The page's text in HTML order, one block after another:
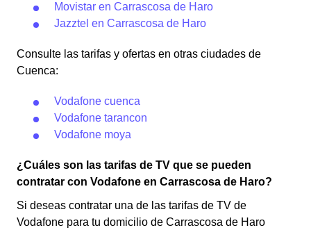
Movistar en Carrascosa de Haro
Jazztel en Carrascosa de Haro
Consulte las tarifas y ofertas en otras ciudades de
Cuenca:
Vodafone cuenca
Vodafone tarancon
Vodafone moya
¿Cuáles son las tarifas de TV que se pueden
contratar con Vodafone en Carrascosa de Haro?
Si deseas contratar una de las tarifas de TV de
Vodafone para tu domicilio de Carrascosa de Haro